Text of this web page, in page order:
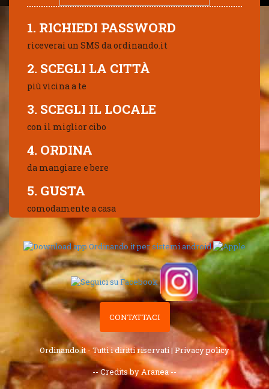
1. RICHIEDI PASSWORD
riceverai un SMS da ordinando.it
2. SCEGLI LA CITTÀ
più vicina a te
3. SCEGLI IL LOCALE
con il miglior cibo
4. ORDINA
da mangiare e bere
5. GUSTA
comodamente a casa
CONTATTACI
Ordinando.it - Tutti i diritti riservati | Privacy policy
-- Credits by Aranea --